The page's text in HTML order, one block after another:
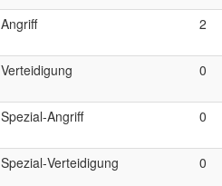
Angriff 2
Verteidigung 0
Spezial‑Angriff 0
Spezial‑Verteidigung 0